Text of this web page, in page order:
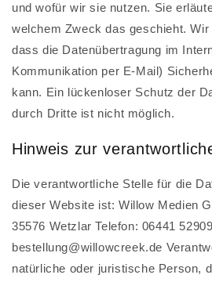
und wofür wir sie nutzen. Sie
welchem Zweck das geschieht. Wir
dass die Datenübertragung im
Kommunikation per E-Mail)
kann. Ein lückenloser Schutz der
durch Dritte ist nicht möglich.
Hinweis zur
Die verantwortliche Stelle für die
dieser Website ist: Willow Medien
35576 Wetzlar Telefon: 06441
bestellung@willowcreek.de
natürliche oder juristische Person,